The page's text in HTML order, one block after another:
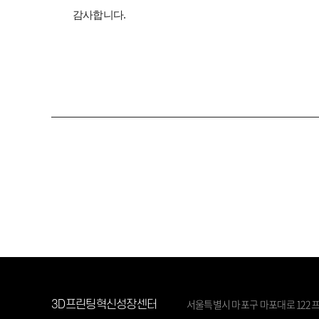
감사합니다.
3D프린팅혁신성장센터 서울특별시 마포구 마포대로 122